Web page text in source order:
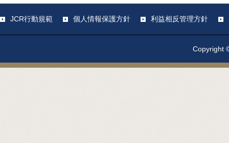
JCR行動規範 個人情報保護方針 利益相反管理方針
Copyright